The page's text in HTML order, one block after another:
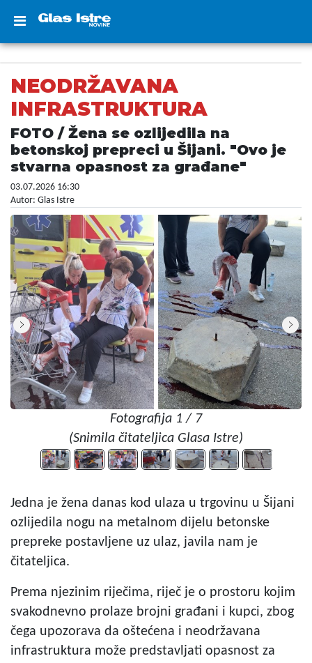
NEODRŽAVANA
INFRASTRUKTURA
FOTO / Žena se ozlijedila na
betonskoj prepreci u Šijani. "Ovo je
stvarna opasnost za građane"
03.07.2026 16:30
Autor: Glas Istre
Fotografija 1 / 7
(Snimila čitateljica Glasa Istre)
Jedna je žena danas kod ulaza u trgovinu u Šijani
ozlijedila nogu na metalnom dijelu betonske
prepreke postavljene uz ulaz, javila nam je
čitateljica.
Prema njezinim riječima, riječ je o prostoru kojim
svakodnevno prolaze brojni građani i kupci, zbog
čega upozorava da oštećena i neodržavana
infrastruktura može predstavljati opasnost za